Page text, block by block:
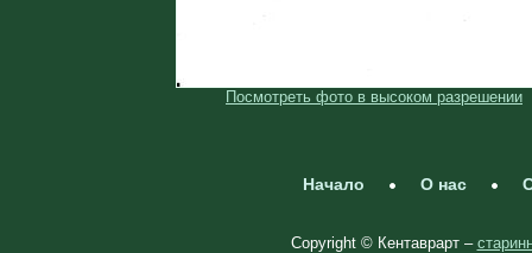
Посмотреть фото в высоком разрешении
Начало О нас
Copyright © Кентаврарт –